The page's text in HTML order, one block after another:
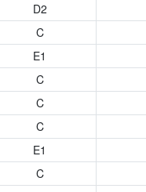
D2
C
E1
C
C
C
E1
C